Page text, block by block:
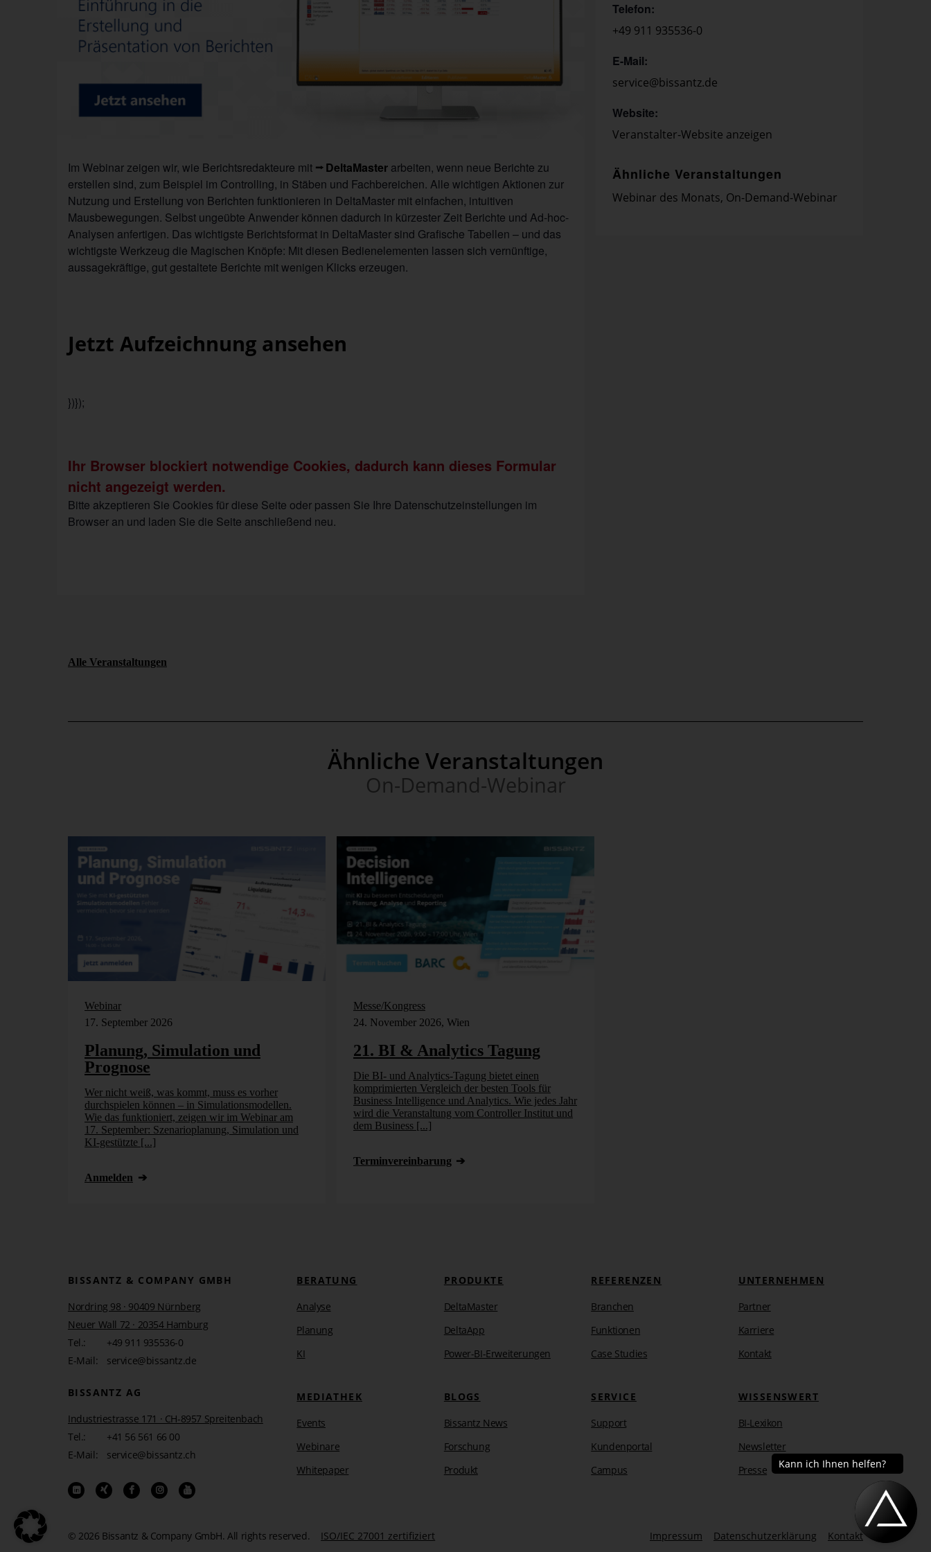
Im Webinar zeigen wir, wie Berichtsredakteure mit DeltaMaster arbeiten, wenn neue Berichte zu
erstellen sind, zum Beispiel im Controlling, in Stäben und Fachbereichen. Alle wichtigen Aktionen zur
Nutzung und Erstellung von Berichten funktionieren in DeltaMaster mit einfachen, intuitiven
Mausbewegungen. Selbst ungeübte Anwender können dadurch in kürzester Zeit Berichte und Ad-hoc-
Analysen anfertigen. Das wichtigste Berichtsformat in DeltaMaster sind Grafische Tabellen – und das
wichtigste Werkzeug die Magischen Knöpfe: Mit diesen Bedienelementen lassen sich vernünftige,
aussagekräftige, gut gestaltete Berichte mit wenigen Klicks erzeugen.
Jetzt Aufzeichnung ansehen
})});
Ihr Browser blockiert notwendige Cookies, dadurch kann dieses Formular
nicht angezeigt werden.
Bitte akzeptieren Sie Cookies für diese Seite oder passen Sie Ihre Datenschutzeinstellungen im
Browser an und laden Sie die Seite anschließend neu.
Telefon:
+49 911 935536-0
E-Mail:
service@bissantz.de
Website:
Veranstalter-Website anzeigen
Ähnliche Veranstaltungen
Webinar des Monats, On-Demand-Webinar
Alle Veranstaltungen
Ähnliche Veranstaltungen
On-Demand-Webinar
Webinar
17. September 2026
Planung, Simulation und
Prognose
Wer nicht weiß, was kommt, muss es vorher
durchspielen können – in Simulationsmodellen.
Wie das funktioniert, zeigen wir im Webinar am
17. September: Szenarioplanung, Simulation und
KI-gestützte [...]
Anmelden
Messe/Kongress
24. November 2026, Wien
21. BI & Analytics Tagung
Die BI- und Analytics-Tagung bietet einen
komprimierten Vergleich der besten Tools für
Business Intelligence und Analytics. Wie jedes Jahr
wird die Veranstaltung vom Controller Institut und
dem Business [...]
Termin­vereinbarung
BISSANTZ & COMPANY GMBH
Nordring 98 · 90409 Nürnberg
Neuer Wall 72 · 20354 Hamburg
Tel.:
+49 911 935536-0
E-Mail:
service@bissantz.de
BISSANTZ AG
Industriestrasse 171 · CH-8957 Spreitenbach
Tel.:
+41 56 561 66 00
E-Mail:
service@bissantz.ch
BERATUNG
Analyse
Planung
KI
MEDIATHEK
Events
Webinare
Whitepaper
PRODUKTE
DeltaMaster
DeltaApp
Power-BI-Erweiterungen
BLOGS
Bissantz News
Forschung
Produkt
REFERENZEN
Branchen
Funktionen
Case Studies
SERVICE
Support
Kundenportal
Campus
UNTERNEHMEN
Partner
Karriere
Kontakt
WISSENSWERT
BI-Lexikon
Newsletter
Presse
© 2026 Bissantz & Company GmbH. All rights reserved. ISO/IEC 27001 zertifiziert Impressum Datenschutzerklärung Kontakt